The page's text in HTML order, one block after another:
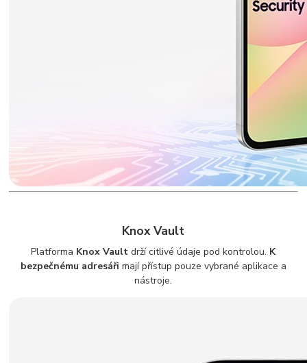
Knox Vault
Platforma Knox Vaultdrží citlivé údaje pod kontrolou. K
bezpečnému adresáři mají přístup pouze vybrané aplikace a
nástroje.